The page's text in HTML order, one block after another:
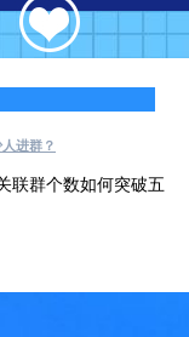
进群？
联群个数如何突破五